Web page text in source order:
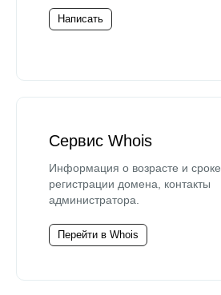
Написать
Сервис Whois
Информация о возрасте и сроке
регистрации домена, контакты
администратора.
Перейти в Whois